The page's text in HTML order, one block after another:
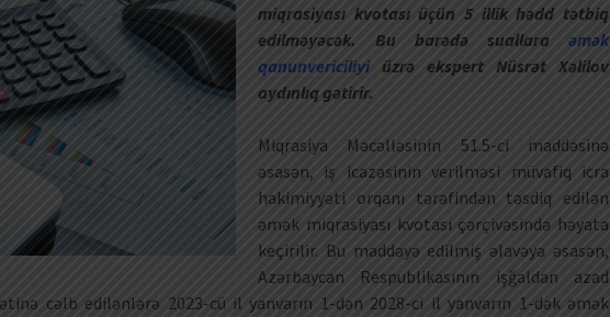
miqrasiyası kvotası üçün 5 illik hədd tətbiq
edilməyəcək. Bu barədə suallara əmək
qanunvericiliyiüzrə ekspert Nüsrət Xəlilov
aydınlıq gətirir.
Miqrasiya Məcəlləsinin 51.5-ci maddəsinə
əsasən, iş icazəsinin verilməsi müvafiq icra
hakimiyyəti orqanı tərəfindən təsdiq edilən
əmək miqrasiyası kvotası çərçivəsində həyata
keçirilir. Bu maddəyə edilmiş əlavəyə əsasən,
Azərbaycan Respublikasının işğaldan azad
cəlb edilənlərə 2023-cü il yanvarın 1-dən 2028-ci il yanvarın 1-dək əmək